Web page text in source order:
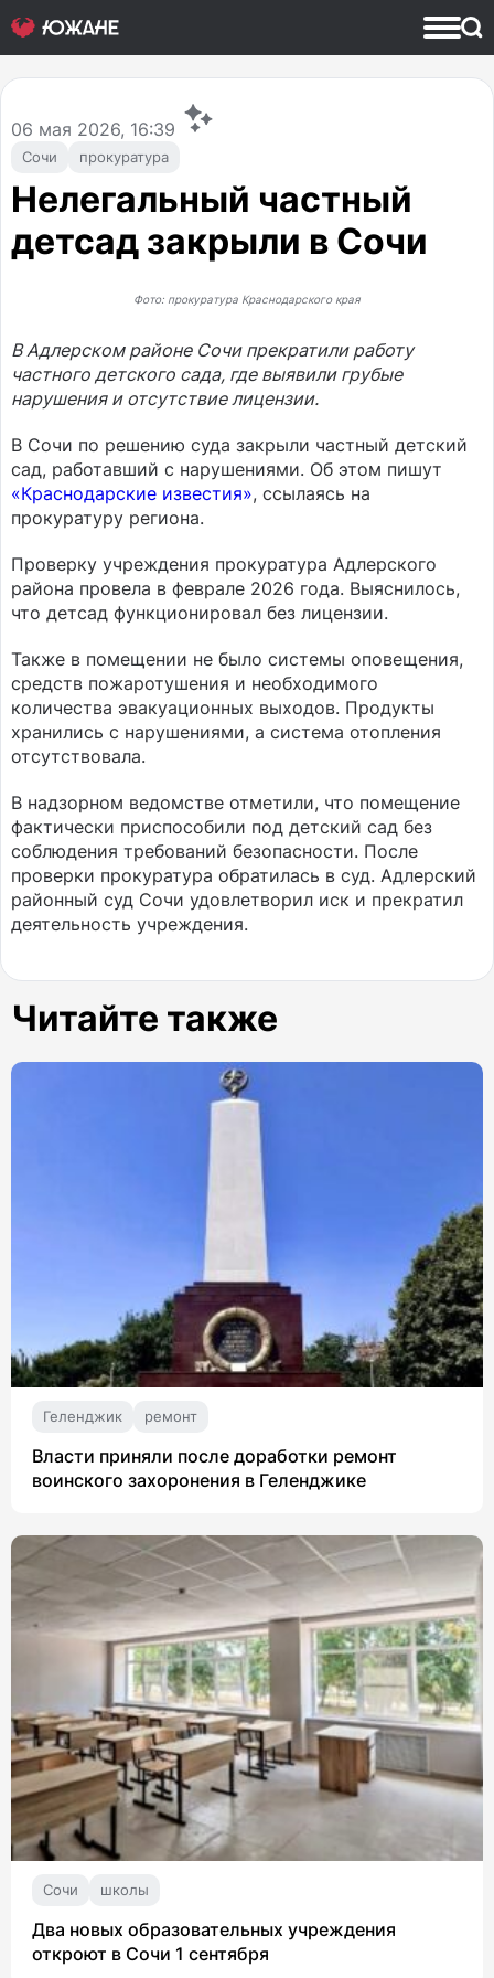
Сочи прокуратура
06 мая 2026, 16:39
Нелегальный частный
детсад закрыли в Сочи
Фото: прокуратура Краснодарского края
В Адлерском районе Сочи прекратили работу
частного детского сада, где выявили грубые
нарушения и отсутствие лицензии.
В Сочи по решению суда закрыли частный детский
сад, работавший с нарушениями. Об этом пишут
«Краснодарские известия», ссылаясь на
прокуратуру региона.
Проверку учреждения прокуратура Адлерского
района провела в феврале 2026 года. Выяснилось,
что детсад функционировал без лицензии.
Также в помещении не было системы оповещения,
средств пожаротушения и необходимого
количества эвакуационных выходов. Продукты
хранились с нарушениями, а система отопления
отсутствовала.
В надзорном ведомстве отметили, что помещение
фактически приспособили под детский сад без
соблюдения требований безопасности. После
проверки прокуратура обратилась в суд. Адлерский
районный суд Сочи удовлетворил иск и прекратил
деятельность учреждения.
Читайте также
Геленджик ремонт
Власти приняли после доработки ремонт
воинского захоронения в Геленджике
Сочи школы
Два новых образовательных учреждения
откроют в Сочи 1 сентября